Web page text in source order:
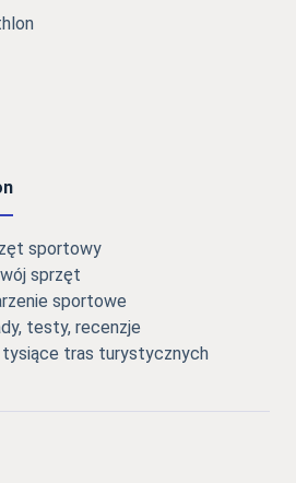
sportowy
sprzęt
sportowe
testy, recenzje
tras turystycznych